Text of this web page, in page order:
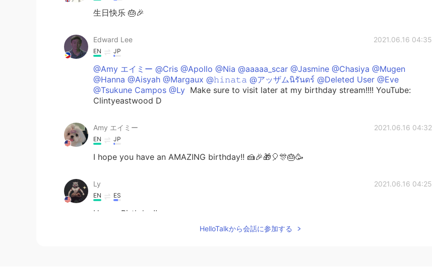
生日快乐 🎂🎉
Edward Lee 2021.06.16 04:35
EN JP
@Amy エイミー @Cris @Apollo @Nia @aaaaa_scar @Jasmine @Chasiya @Mugen
@Hanna @Aisyah @Margaux @𝚑𝚒𝚗𝚊𝚝𝚊 @アッザムนิรันดร์ @Deleted User @Eve
@Tsukune Campos @Ly Make sure to visit later at my birthday stream!!!! YouTube:
Clintyeastwood D
Amy エイミー 2021.06.16 04:32
EN JP
I hope you have an AMAZING birthday!! 🍰🎉🎁🎈🎊🎂🥳
Ly 2021.06.16 04:25
EN ES
Happy Birthday!!
HelloTalkから会話に参加する